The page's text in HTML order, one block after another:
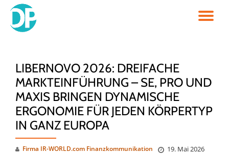
Skip
LIBERNOVO 2026: DREIFACHE
MARKTEINFÜHRUNG – SE, PRO UND
MAXIS BRINGEN DYNAMISCHE
ERGONOMIE FÜR JEDEN KÖRPERTYP
IN GANZ EUROPA
Firma IR-WORLD.com Finanzkommunikation 19. Mai 2026